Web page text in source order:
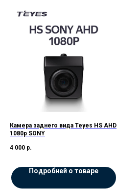
Камера заднего вида Teyes HS AHD
1080p SONY
4 000 р.
Подробней о товаре